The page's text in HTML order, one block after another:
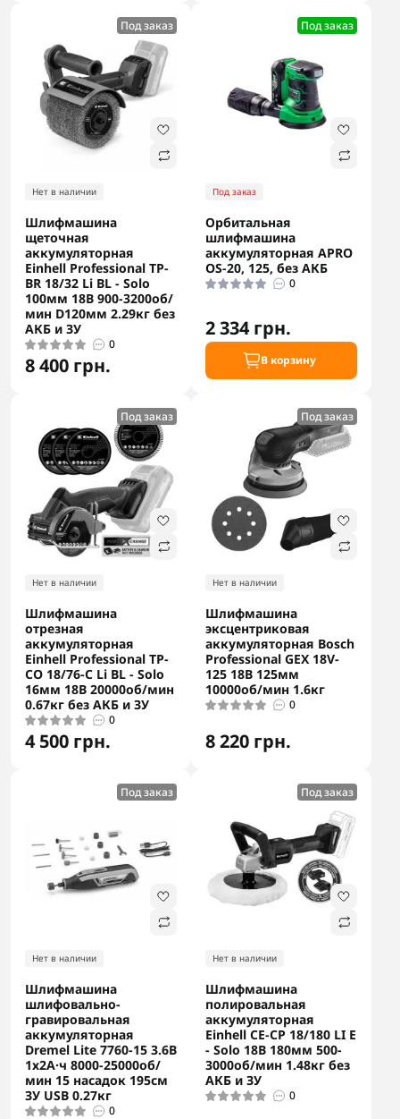
Под заказ
Нет в наличии
Шлифмашина
щеточная
аккумуляторная
Einhell Professional TP-
BR 18/32 Li BL - Solo
100мм 18В 900-3200об/
мин D120мм 2.29кг без
АКБ и ЗУ
0
8 400 грн.
Под заказ
Под заказ
Орбитальная
шлифмашина
аккумуляторная APRO
OS-20, 125, без АКБ
0
2 334 грн.
В корзину
Под заказ
Нет в наличии
Шлифмашина
отрезная
аккумуляторная
Einhell Professional TP-
CO 18/76-C Li BL - Solo
16мм 18В 20000об/мин
0.67кг без АКБ и ЗУ
0
4 500 грн.
Под заказ
Нет в наличии
Шлифмашина
эксцентриковая
аккумуляторная Bosch
Professional GEX 18V-
125 18В 125мм
10000об/мин 1.6кг
0
8 220 грн.
Под заказ
Нет в наличии
Шлифмашина
шлифовально-
гравировальная
аккумуляторная
Dremel Lite 7760-15 3.6В
1х2А·ч 8000-25000об/
мин 15 насадок 195см
ЗУ USB 0.27кг
0
Под заказ
Нет в наличии
Шлифмашина
полировальная
аккумуляторная
Einhell CE-CP 18/180 LI E
- Solo 18В 180мм 500-
3000об/мин 1.48кг без
АКБ и ЗУ
0